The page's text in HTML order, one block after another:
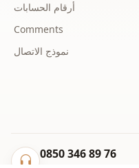
أرقام الحسابات
Comments
نموذج الاتصال
0850 346 89 76